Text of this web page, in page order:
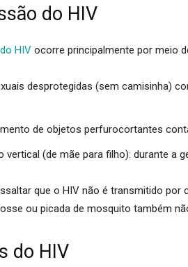
do HIV
HIV ocorre principalmente por meio
desprotegidas (sem camisinha)
de objetos perfurocortantes
vertical (de mãe para filho): durante a
que o HIV não é transmitido por
ou picada de mosquito também
do HIV